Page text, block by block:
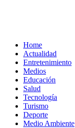
Home
Actualidad
Entretenimiento
Medios
Educación
Salud
Tecnología
Turismo
Deporte
Medio Ambiente